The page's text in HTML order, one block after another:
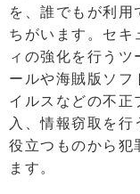
を、誰でもが利
ちがいます。セ
ィの強化を行う
ールや海賊版ソフ
イルスなどの不
入、情報窃取を
役立つものから犯
ます。